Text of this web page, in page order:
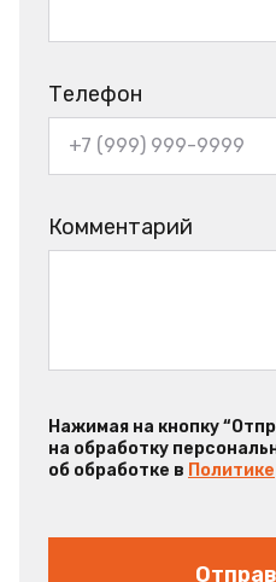
Телефон
Комментарий
Нажимая на кнопку
на обработку
об обработке в Политике